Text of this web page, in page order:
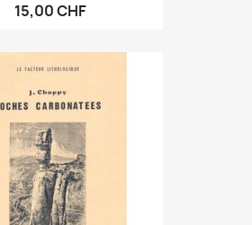
15,00 CHF